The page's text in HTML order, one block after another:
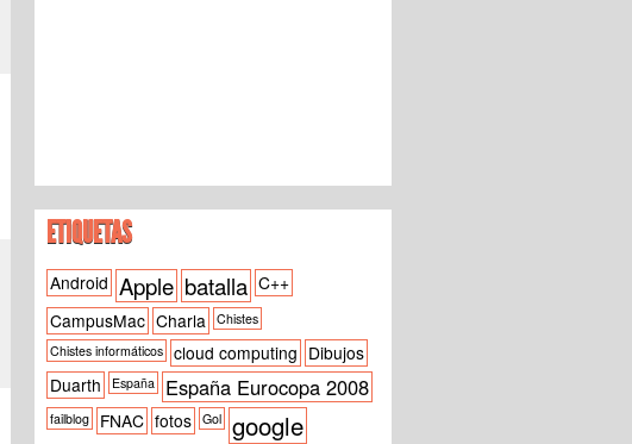
ETIQUETAS
Android Apple batalla C++
CampusMac Charla Chistes
Chistes informáticos cloud computing Dibujos
Duarth
España España Eurocopa 2008
failblog FNAC fotos Gol google